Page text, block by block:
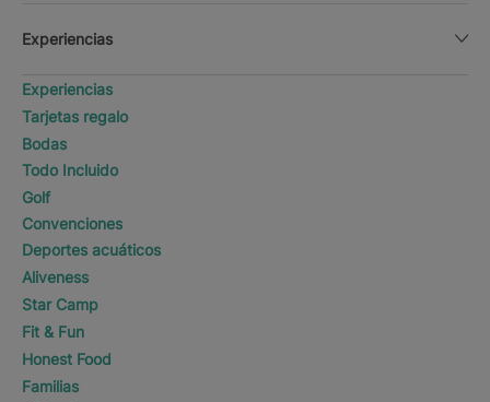
Experiencias
Experiencias
Tarjetas regalo
Bodas
Todo Incluido
Golf
Convenciones
Deportes acuáticos
Aliveness
Star Camp
Fit & Fun
Honest Food
Familias